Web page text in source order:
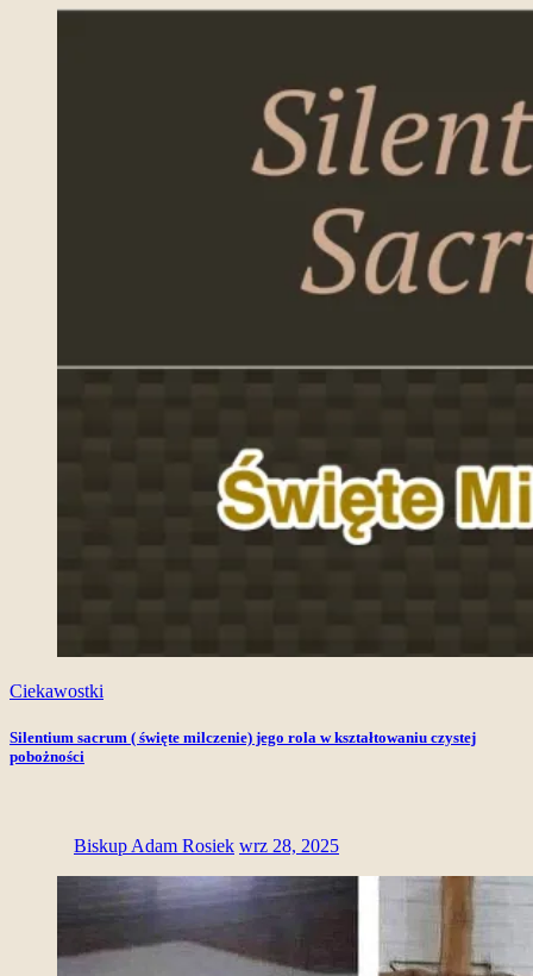
Ciekawostki
Silentium sacrum ( święte milczenie) jego rola w kształtowaniu czystej
pobożności
Biskup Adam Rosiek wrz 28, 2025